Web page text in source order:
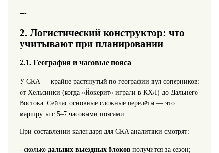
---
2. Логистический конструктор: что
учитывают при планировании
2.1. География и часовые пояса
У СКА — крайне растянутый по географии пул соперников:
от Хельсинки (когда «Йокерит» играли в КХЛ) до Дальнего
Востока. Сейчас основные сложные перелёты — это
маршруты с 5–7 часовыми поясами.
При составлении календаря для СКА аналитики смотрят:
- сколько дальних выездных блоков получится за сезон;